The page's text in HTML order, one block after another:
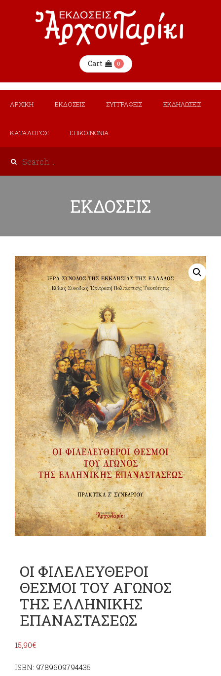
Cart 0
ΑΡΧΙΚΗ ΕΚΔΟΣΕΙΣ ΣΥΓΓΡΑΦΕΙΣ ΕΚΔΗΛΩΣΕΙΣ
ΚΑΤΑΛΟΓΟΣ ΕΠΙΚΟΙΝΩΝΙΑ
ΕΚΔΟΣΕΙΣ
ΟΙ ΦΙΛΕΛΕΥΘΕΡΟΙ
ΘΕΣΜΟΙ ΤΟΥ ΑΓΩΝΟΣ
ΤΗΣ ΕΛΛΗΝΙΚΗΣ
ΕΠΑΝΑΣΤΑΣΕΩΣ
15,90€
ISBN: 9789609794435